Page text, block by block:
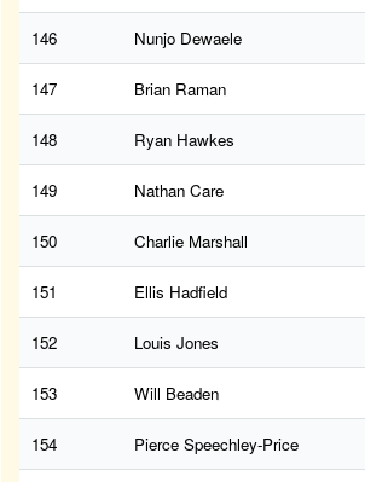
146 Nunjo Dewaele
147 Brian Raman
148 Ryan Hawkes
149 Nathan Care
150 Charlie Marshall
151 Ellis Hadfield
152 Louis Jones
153 Will Beaden
154 Pierce Speechley-Price